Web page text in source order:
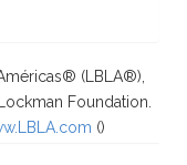
(LBLA®),
Foundation.
()